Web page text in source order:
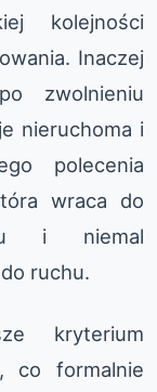
kolejności
Inaczej
zwolnieniu
nieruchoma i
polecenia
wraca do
i niemal
ruchu.
kryterium
co formalnie